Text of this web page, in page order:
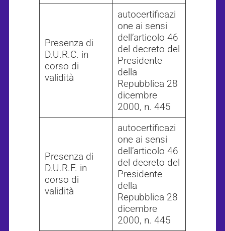
Presenza di
D.U.R.C. in
corso di
validità
autocertificazi
one ai sensi
dell’articolo 46
del decreto del
Presidente
della
Repubblica 28
dicembre
2000, n. 445
Presenza di
D.U.R.F. in
corso di
validità
autocertificazi
one ai sensi
dell’articolo 46
del decreto del
Presidente
della
Repubblica 28
dicembre
2000, n. 445